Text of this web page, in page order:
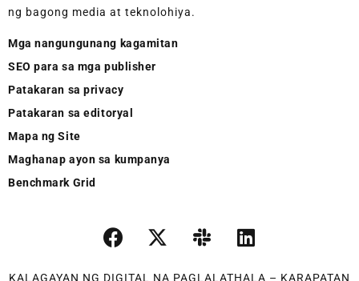
ng bagong media at teknolohiya.
Mga nangungunang kagamitan
SEO para sa mga publisher
Patakaran sa privacy
Patakaran sa editoryal
Mapa ng Site
Maghanap ayon sa kumpanya
Benchmark Grid
KALAGAYAN NG DIGITAL NA PAGLALATHALA – KARAPATAN